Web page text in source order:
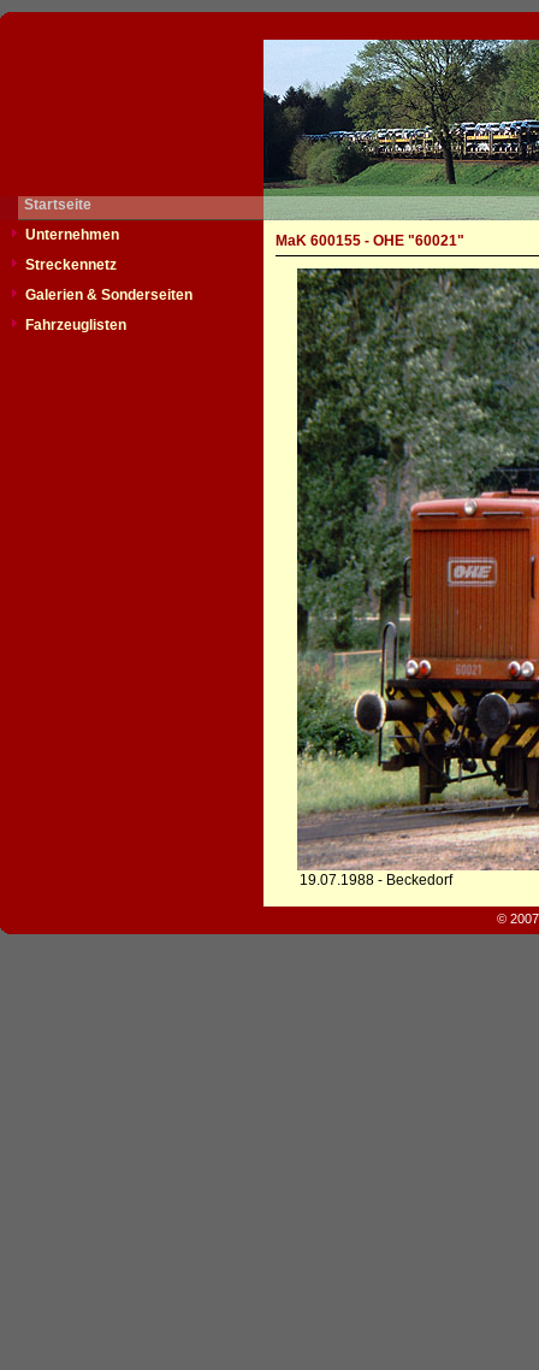
Startseite
Unternehmen
Streckennetz
Galerien & Sonderseiten
Fahrzeuglisten
MaK 600155 - OHE "60021"
19.07.1988 - Beckedorf
©